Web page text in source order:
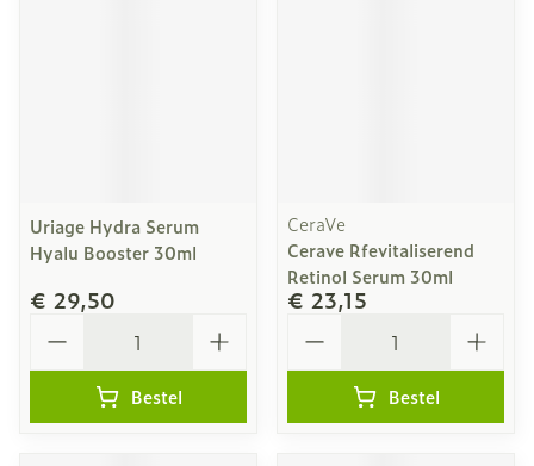
Uriage Hydra Serum
Hyalu Booster 30ml
€ 29,50
Bestel
CeraVe
Cerave Rfevitaliserend
Retinol Serum 30ml
€ 23,15
Bestel